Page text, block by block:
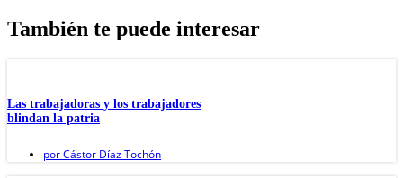
También te puede interesar
Las trabajadoras y los trabajadores
blindan la patria
porCástor Díaz Tochón